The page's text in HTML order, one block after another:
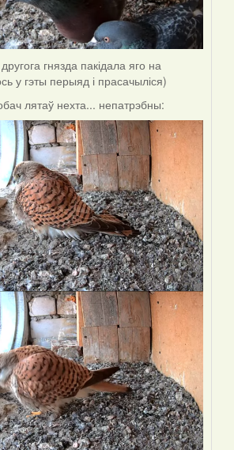
гнязда пакідала яго на
у гэты перыяд і прасачыліся)
лятаў нехта... непатрэбны: